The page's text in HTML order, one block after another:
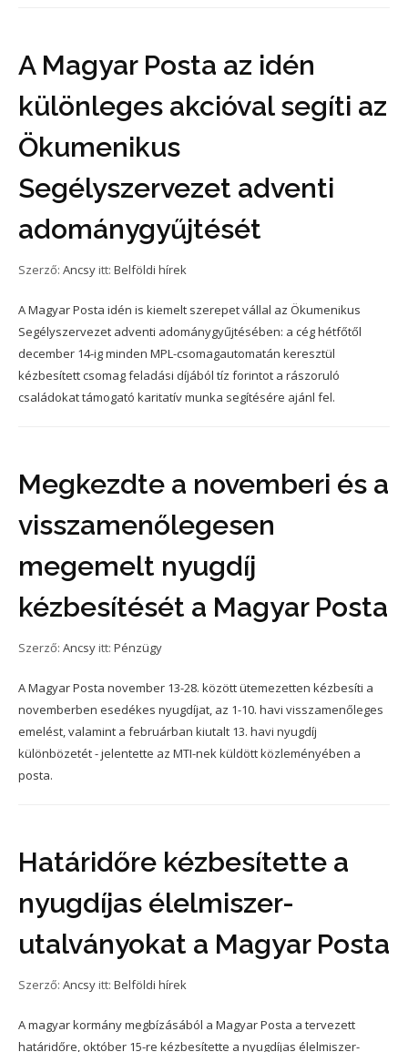
A Magyar Posta az idén
különleges akcióval segíti az
Ökumenikus
Segélyszervezet adventi
adománygyűjtését
Szerző: Ancsy itt: Belföldi hírek
A Magyar Posta idén is kiemelt szerepet vállal az Ökumenikus
Segélyszervezet adventi adománygyűjtésében: a cég hétfőtől
december 14-ig minden MPL-csomagautomatán keresztül
kézbesített csomag feladási díjából tíz forintot a rászoruló
családokat támogató karitatív munka segítésére ajánl fel.
Megkezdte a novemberi és a
visszamenőlegesen
megemelt nyugdíj
kézbesítését a Magyar Posta
Szerző: Ancsy itt: Pénzügy
A Magyar Posta november 13-28. között ütemezetten kézbesíti a
novemberben esedékes nyugdíjat, az 1-10. havi visszamenőleges
emelést, valamint a februárban kiutalt 13. havi nyugdíj
különbözetét - jelentette az MTI-nek küldött közleményében a
posta.
Határidőre kézbesítette a
nyugdíjas élelmiszer-
utalványokat a Magyar Posta
Szerző: Ancsy itt: Belföldi hírek
A magyar kormány megbízásából a Magyar Posta a tervezett
határidőre, október 15-re kézbesítette a nyugdíjas élelmiszer-